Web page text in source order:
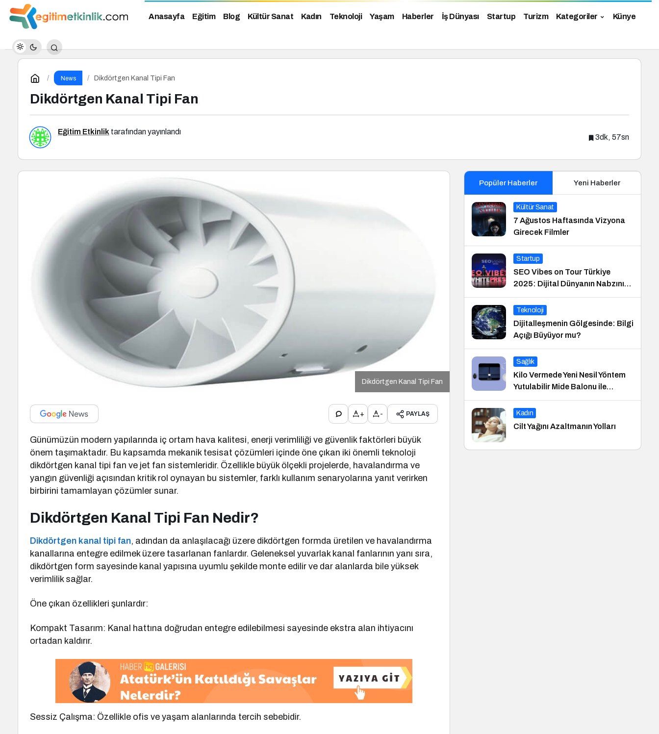
Anasayfa Eğitim Blog Kültür Sanat Kadın Teknoloji Yaşam Haberler İş Dünyası Startup Turizm Kategoriler Künye
News Dikdörtgen Kanal Tipi Fan
Dikdörtgen Kanal Tipi Fan
Eğitim Etkinlik tarafından yayınlandı
3dk, 57sn
Dikdörtgen Kanal Tipi Fan
+ - PAYLAŞ
Günümüzün modern yapılarında iç ortam hava kalitesi, enerji verimliliği ve güvenlik faktörleri büyük
önem taşımaktadır. Bu kapsamda mekanik tesisat çözümleri içinde öne çıkan iki önemli teknoloji
dikdörtgen kanal tipi fan ve jet fan sistemleridir. Özellikle büyük ölçekli projelerde, havalandırma ve
yangın güvenliği açısından kritik rol oynayan bu sistemler, farklı kullanım senaryolarına yanıt verirken
birbirini tamamlayan çözümler sunar.
Dikdörtgen Kanal Tipi Fan Nedir?
Dikdörtgen kanal tipi fan, adından da anlaşılacağı üzere dikdörtgen formda üretilen ve havalandırma
kanallarına entegre edilmek üzere tasarlanan fanlardır. Geleneksel yuvarlak kanal fanlarının yanı sıra,
dikdörtgen form sayesinde kanal yapısına uyumlu şekilde monte edilir ve dar alanlarda bile yüksek
verimlilik sağlar.
Öne çıkan özellikleri şunlardır:
Kompakt Tasarım: Kanal hattına doğrudan entegre edilebilmesi sayesinde ekstra alan ihtiyacını
ortadan kaldırır.
Sessiz Çalışma: Özellikle ofis ve yaşam alanlarında tercih sebebidir.
Popüler Haberler Yeni Haberler
Kültür Sanat
7 Ağustos Haftasında Vizyona
Girecek Filmler
Startup
SEO Vibes on Tour Türkiye
2025: Dijital Dünyanın Nabzını
Tutan Etkinlik
Teknoloji
Dijitalleşmenin Gölgesinde: Bilgi
Açığı Büyüyor mu?
Sağlık
Kilo Vermede Yeni Nesil Yöntem
Yutulabilir Mide Balonu ile
Ameliyatsız Konforlu ve Hızlı Bir
Çözüm
Kadın
Cilt Yağını Azaltmanın Yolları